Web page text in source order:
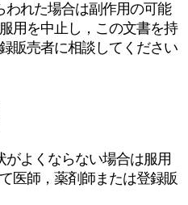
われた場合は副作用の可能
用を中止し，この文書を持
販売者に相談してください
よくならない場合は服用
医師，薬剤師または登録販